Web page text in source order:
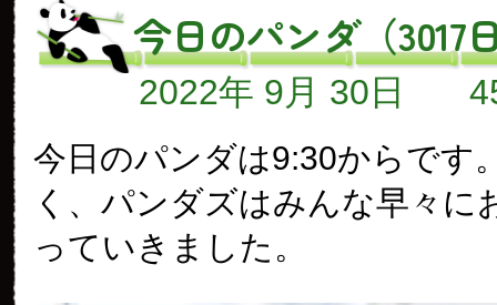
今日のパンダ（3017
2022年 9月 30日
今日のパンダは9:30からです
く、パンダズはみんな早々に
っていきました。